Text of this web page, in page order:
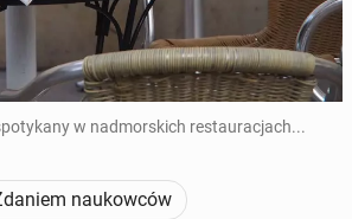
w nadmorskich restauracjach...
naukowców